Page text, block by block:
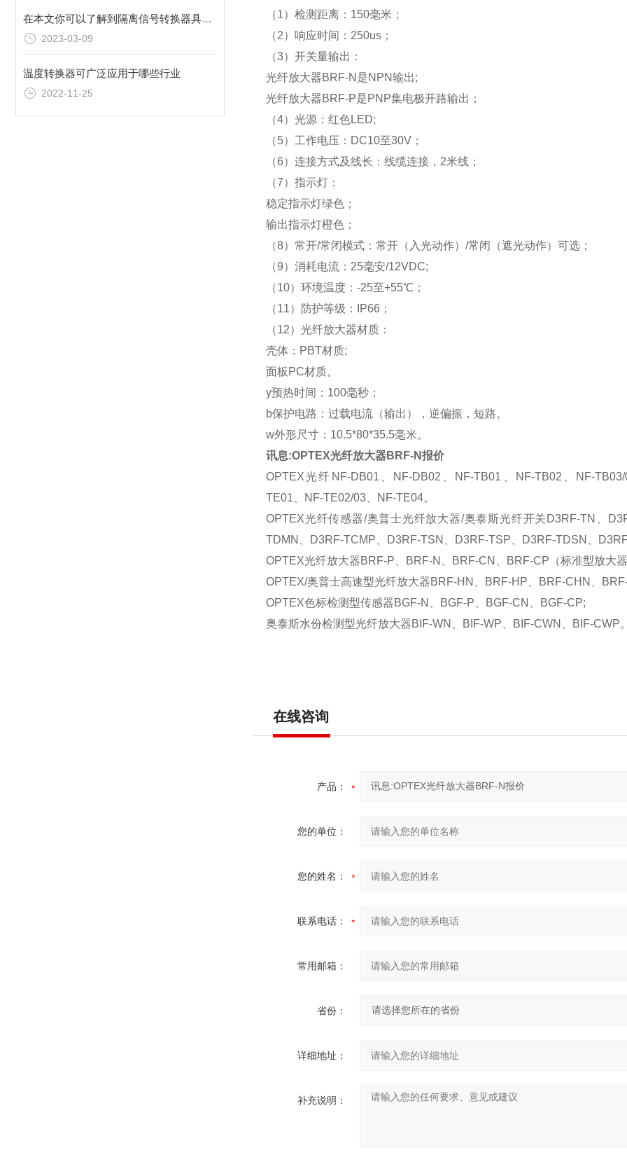
在本文你可以了解到隔离信号转换器具有的特点
2023-03-09
温度转换器可广泛应用于哪些行业
2022-11-25
（1）检测距离：150毫米；
（2）响应时间：250us；
（3）开关量输出：
光纤放大器BRF-N是NPN输出;
光纤放大器BRF-P是PNP集电极开路输出；
（4）光源：红色LED;
（5）工作电压：DC10至30V；
（6）连接方式及线长：线缆连接，2米线；
（7）指示灯：
稳定指示灯绿色；
输出指示灯橙色；
（8）常开/常闭模式：常开（入光动作）/常闭（遮光动作）可选；
（9）消耗电流：25毫安/12VDC;
（10）环境温度：-25至+55℃；
（11）防护等级：IP66；
（12）光纤放大器材质：
壳体：PBT材质;
面板PC材质。
y预热时间：100毫秒；
b保护电路：过载电流（输出），逆偏振，短路。
w外形尺寸：10.5*80*35.5毫米。
讯息:OPTEX光纤放大器BRF-N报价
OPTEX光纤NF-DB01、NF-DB02、NF-TB01、NF-TB02、NF-
TE01、NF-TE02/03、NF-TE04。
OPTEX光纤传感器/奥普士光纤放大器/奥泰斯光纤开关D3RF-TN、
TDMN、D3RF-TCMP、D3RF-TSN、D3RF-TSP、D3RF-TDSN、
OPTEX光纤放大器BRF-P、BRF-N、BRF-CN、BRF-CP（标准型放大
OPTEX/奥普士高速型光纤放大器BRF-HN、BRF-HP、BRF-CHN、
OPTEX色标检测型传感器BGF-N、BGF-P、BGF-CN、BGF-CP;
奥泰斯水份检测型光纤放大器BIF-WN、BIF-WP、BIF-CWN、BIF-CWP
在线咨询
产品：
您的单位：
您的姓名：
联系电话：
常用邮箱：
省份：
详细地址：
补充说明：